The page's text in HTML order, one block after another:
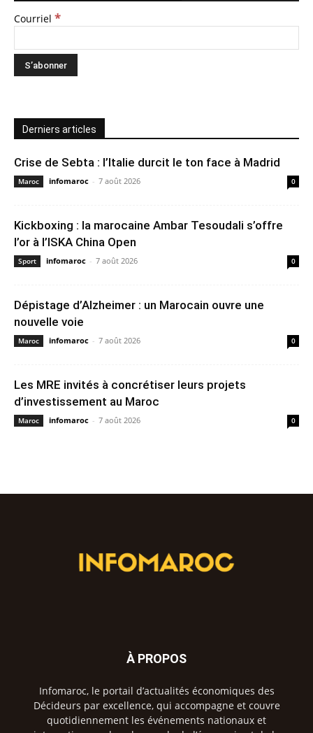
Courriel *
Derniers articles
Crise de Sebta : l’Italie durcit le ton face à Madrid
Maroc infomaroc - 7 août 2026 0
Kickboxing : la marocaine Ambar Tesoudali s’offre
l’or à l’ISKA China Open
Sport infomaroc - 7 août 2026 0
Dépistage d’Alzheimer : un Marocain ouvre une
nouvelle voie
Maroc infomaroc - 7 août 2026 0
Les MRE invités à concrétiser leurs projets
d’investissement au Maroc
Maroc infomaroc - 7 août 2026 0
À PROPOS
Infomaroc, le portail d’actualités économiques des
Décideurs par excellence, qui accompagne et couvre
quotidiennement les événements nationaux et